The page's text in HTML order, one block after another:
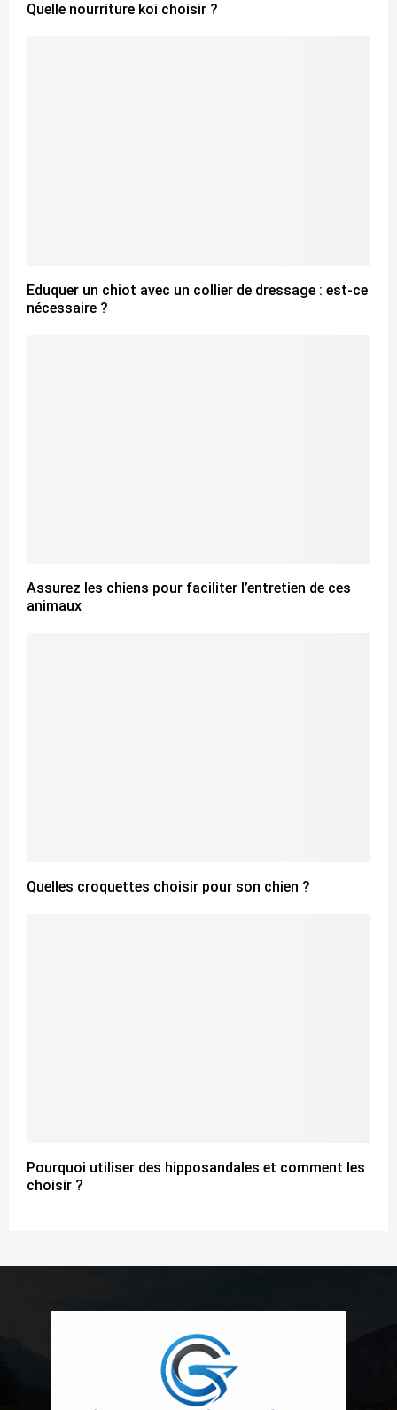
Quelle nourriture koi choisir ?
Eduquer un chiot avec un collier de dressage : est-ce
nécessaire ?
Assurez les chiens pour faciliter l’entretien de ces
animaux
Quelles croquettes choisir pour son chien ?
Pourquoi utiliser des hipposandales et comment les
choisir ?